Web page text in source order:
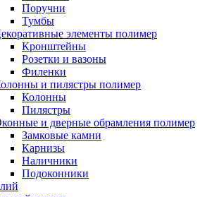
Поручни
Тумбы
элементы полимер
Кронштейны
Розетки и вазоны
Филенки
и пилястры полимер
Колонны
Пилястры
и дверные обрамления полимер
Замковые камни
Карнизы
Наличники
Подоконники